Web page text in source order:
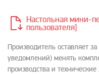
Производитель оставляет
уведомлений) менять
производства и
Настольная мини-
пользователя]